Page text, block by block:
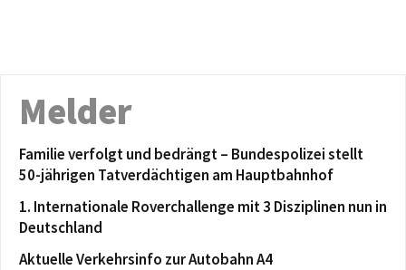
Melder
Familie verfolgt und bedrängt – Bundespolizei stellt
50-jährigen Tatverdächtigen am Hauptbahnhof
1. Internationale Roverchallenge mit 3 Disziplinen nun in
Deutschland
Aktuelle Verkehrsinfo zur Autobahn A4